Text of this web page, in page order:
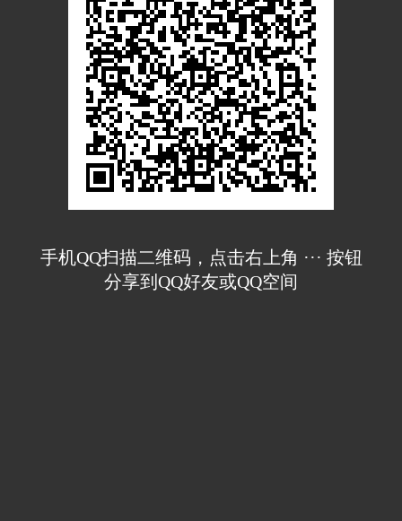
手机QQ扫描二维码，点击右上角 ··· 按钮
分享到QQ好友或QQ空间